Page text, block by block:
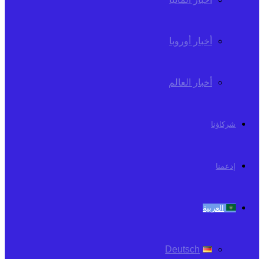
أخبار أوروبا
أخبار العالم
شركاؤنا
إدعمنا
العربية
Deutsch